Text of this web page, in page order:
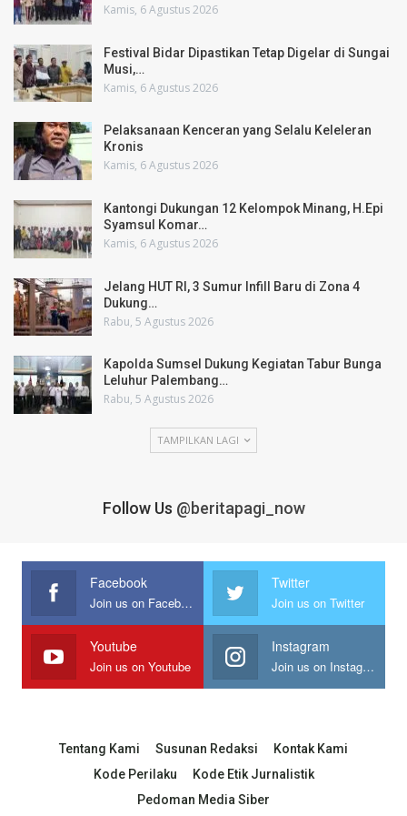
Kamis, 6 Agustus 2026
Festival Bidar Dipastikan Tetap Digelar di Sungai
Musi,…
Kamis, 6 Agustus 2026
Pelaksanaan Kenceran yang Selalu Keleleran
Kronis
Kamis, 6 Agustus 2026
Kantongi Dukungan 12 Kelompok Minang, H.Epi
Syamsul Komar…
Kamis, 6 Agustus 2026
Jelang HUT RI, 3 Sumur Infill Baru di Zona 4
Dukung…
Rabu, 5 Agustus 2026
Kapolda Sumsel Dukung Kegiatan Tabur Bunga
Leluhur Palembang…
Rabu, 5 Agustus 2026
TAMPILKAN LAGI
Follow Us @beritapagi_now
Facebook
Join us on Facebook
Twitter
Join us on Twitter
Youtube
Join us on Youtube
Instagram
Join us on Instagram
Tentang Kami Susunan Redaksi
Kontak Kami
Kode Perilaku
Kode Etik Jurnalistik
Pedoman Media Siber